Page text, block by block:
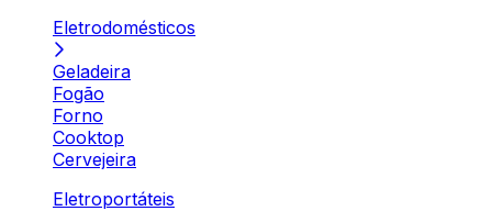
Eletrodomésticos
Geladeira
Fogão
Forno
Cooktop
Cervejeira
Eletroportáteis